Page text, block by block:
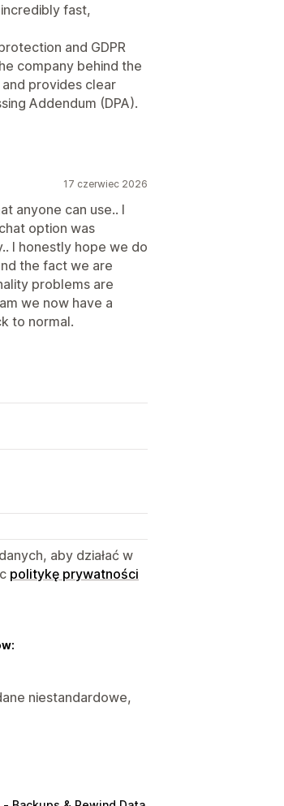
fast,
and GDPR
company behind the
provides clear
Addendum (DPA).
17 czerwiec 2026
anyone can use.. I
option was
I honestly hope we do
the fact we are
problems are
we now have a
to normal.
aby działać w
politykę prywatności
niestandardowe,